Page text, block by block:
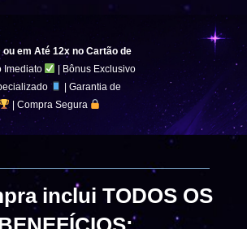
ou em Até 12x no Cartão de
Imediato | Bônus Exclusivo
| Garantia de
| Compra Segura
inclui TODOS OS